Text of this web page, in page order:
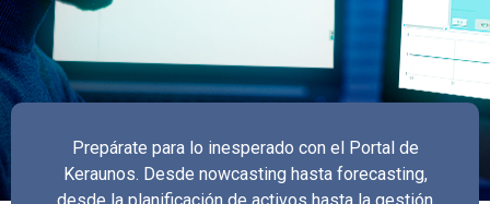
Prepárate para lo inesperado con el Portal de
Keraunos. Desde nowcasting hasta forecasting,